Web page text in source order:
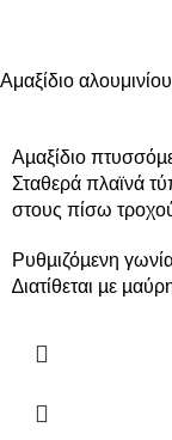
Αμαξίδιο
Αµαξίδιο
Σταθερά πλαϊνά
στους πίσω
Ρυθµιζόµενη
∆ιατίθεται µε